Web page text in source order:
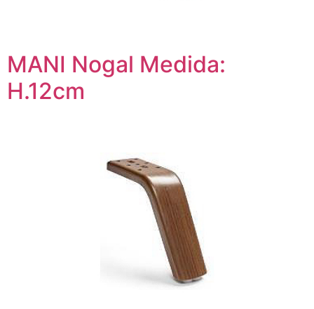
MANI Nogal Medida:
H.12cm